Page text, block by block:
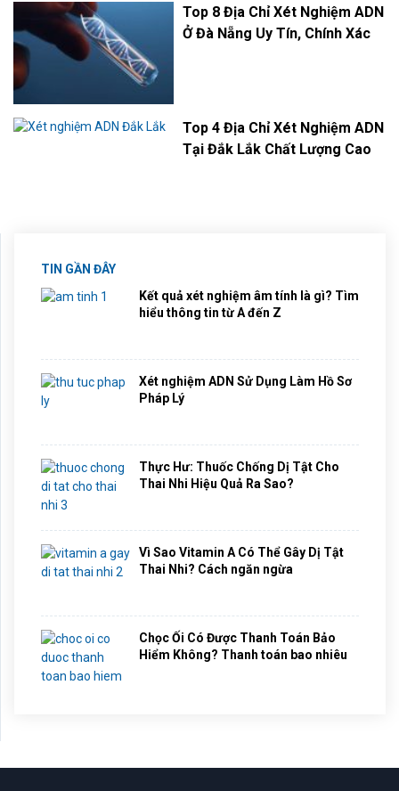
Top 8 Địa Chỉ Xét Nghiệm ADN
Ở Đà Nẵng Uy Tín, Chính Xác
Top 4 Địa Chỉ Xét Nghiệm ADN
Tại Đắk Lắk Chất Lượng Cao
TIN GẦN ĐÂY
Kết quả xét nghiệm âm tính là gì? Tìm
hiểu thông tin từ A đến Z
Xét nghiệm ADN Sử Dụng Làm Hồ Sơ
Pháp Lý
Thực Hư: Thuốc Chống Dị Tật Cho
Thai Nhi Hiệu Quả Ra Sao?
Vì Sao Vitamin A Có Thể Gây Dị Tật
Thai Nhi? Cách ngăn ngừa
Chọc Ối Có Được Thanh Toán Bảo
Hiểm Không? Thanh toán bao nhiêu